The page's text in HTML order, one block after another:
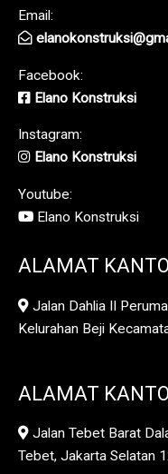
Email:
Facebook:
Elano Konstruksi
Instagram:
Elano Konstruksi
Youtube:
Elano Konstruksi
ALAMAT
Jalan Dahlia II
Kelurahan Beji
ALAMAT
Jalan Tebet Barat
Tebet, Jakarta Selatan